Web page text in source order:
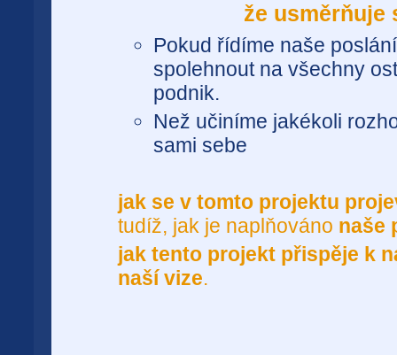
že usměrňuje
Pokud řídíme naše
spolehnout na všechny
podnik.
Než učiníme jakékoli
sami sebe
jak se v tomto projektu
tudíž, jak je naplňováno naše
jak tento projekt přispěje k
naší vize.